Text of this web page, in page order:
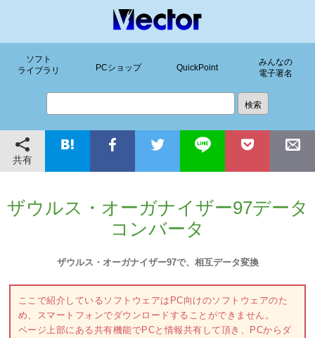
ソフト
ライブラリ
PCショップ QuickPoint
みんなの
電子署名
共有
ザウルス・オーガナイザー97データ
コンバータ
ザウルス・オーガナイザー97で、相互データ変換
ここで紹介しているソフトウェアはPC向けのソフトウェアのた
め、スマートフォンでダウンロードすることができません。
ページ上部にある共有機能でPCと情報共有して頂き、PCからダ